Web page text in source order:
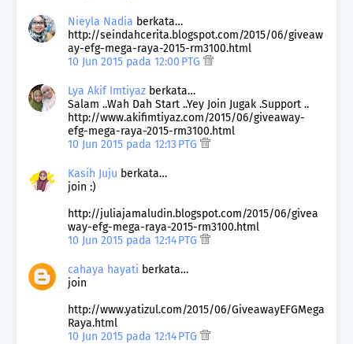
Nieyla Nadia berkata…
http://seindahcerita.blogspot.com/2015/06/giveaw
ay-efg-mega-raya-2015-rm3100.html
10 Jun 2015 pada 12:00 PTG
Lya Akif Imtiyaz berkata…
Salam ..Wah Dah Start ..Yey Join Jugak .Support ..
http://www.akifimtiyaz.com/2015/06/giveaway-
efg-mega-raya-2015-rm3100.html
10 Jun 2015 pada 12:13 PTG
Kasih Juju berkata…
join :)
http://juliajamaludin.blogspot.com/2015/06/givea
way-efg-mega-raya-2015-rm3100.html
10 Jun 2015 pada 12:14 PTG
cahaya hayati berkata…
join
http://www.yatizul.com/2015/06/GiveawayEFGMega
Raya.html
10 Jun 2015 pada 12:14 PTG